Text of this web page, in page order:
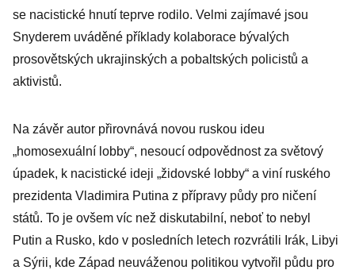
se nacistické hnutí teprve rodilo. Velmi zajímavé jsou
Snyderem uváděné příklady kolaborace bývalých
prosovětských ukrajinských a pobaltských policistů a
aktivistů.
Na závěr autor přirovnává novou ruskou ideu
„homosexuální lobby“, nesoucí odpovědnost za světový
úpadek, k nacistické ideji „židovské lobby“ a viní ruského
prezidenta Vladimira Putina z přípravy půdy pro ničení
států. To je ovšem víc než diskutabilní, neboť to nebyl
Putin a Rusko, kdo v posledních letech rozvrátili Irák, Libyi
a Sýrii, kde Západ neuváženou politikou vytvořil půdu pro